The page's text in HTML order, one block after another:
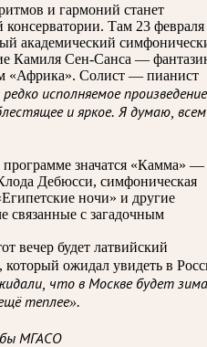
и гармоний станет
Там 23 февраля
академический
Камиля Сен-Санса —
«Африка». Солист — пианист
исполняемое
и яркое. Я думаю, всем
значатся «Камма» —
Дебюсси, симфоническая
ночи» и другие
связанные с загадочным
вечер будет латвийский
, который ожидал увидеть в
что в Москве будет
теплее».
МГАСО